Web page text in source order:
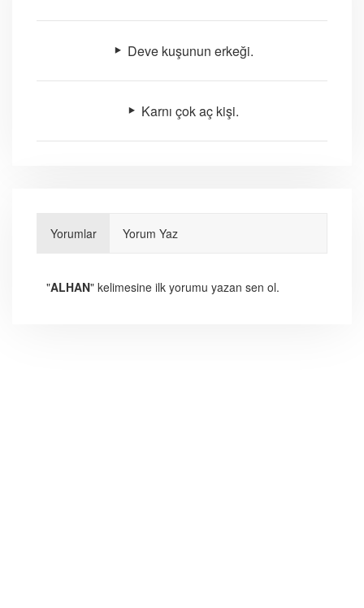
Deve kuşunun erkeği.
Karnı çok aç kişi.
Yorumlar Yorum Yaz
"ALHAN" kelimesine ilk yorumu yazan sen ol.